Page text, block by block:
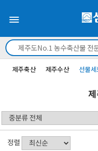
제주축산 제주수산 선물세
정렬